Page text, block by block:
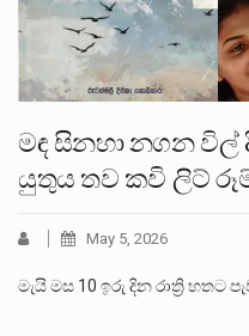
මඳ සිනහා නගන විල්
යුතුය තව කවි ලිට් රූම්
May 5, 2026
මැයි මස 10 ඉරු දින රාත්‍රි හතට